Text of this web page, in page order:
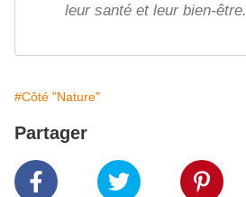
leur santé et leur bien-être.
#Côté "Nature"
Partager